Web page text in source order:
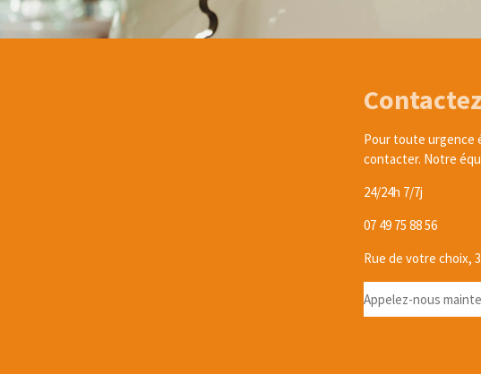
Pour toute urgence
contacter. Notre
24/24h 7/7j
07 49 75 88 56
Rue de votre choix,
Appelez-nous